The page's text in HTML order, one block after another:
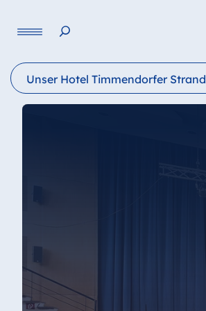
Unser Hotel Timmendorfer Strand